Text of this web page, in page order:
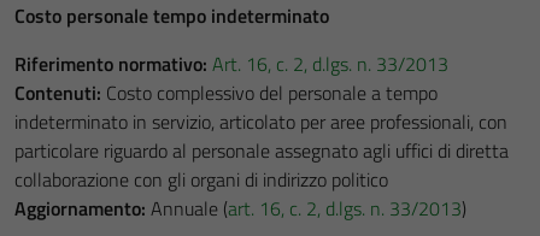
Costo personale tempo indeterminato
Riferimento normativo: Art. 16, c. 2, d.lgs. n. 33/2013
Contenuti: Costo complessivo del personale a tempo
indeterminato in servizio, articolato per aree professionali, con
particolare riguardo al personale assegnato agli uffici di diretta
collaborazione con gli organi di indirizzo politico
Aggiornamento: Annuale (art. 16, c. 2, d.lgs. n. 33/2013)